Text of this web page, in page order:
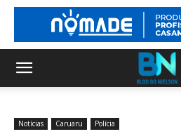
Notícias Caruaru Polícia